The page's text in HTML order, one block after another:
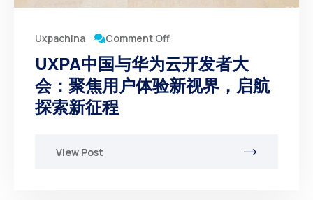
Uxpachina Comment Off
UXPA中国与华为云开发者大
会：聚焦用户体验新视界，启航
探索新征程
View Post